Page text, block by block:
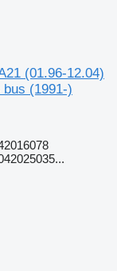
(01.96-12.04)
bus (1991-)